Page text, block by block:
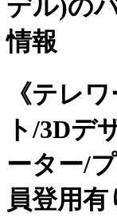
デル)の
情報
《テレ
ト/3Dデ
ーター/
員登用有